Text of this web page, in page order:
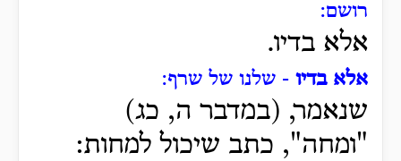
רושם:
אלא בדיו.
אלא בדיו - שלנו של שרף:
שנאמר, (במדבר ה, כג)
"ומחה", כתב שיכול למחות: